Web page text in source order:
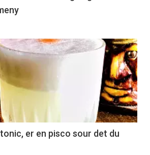
er en pisco sour det du